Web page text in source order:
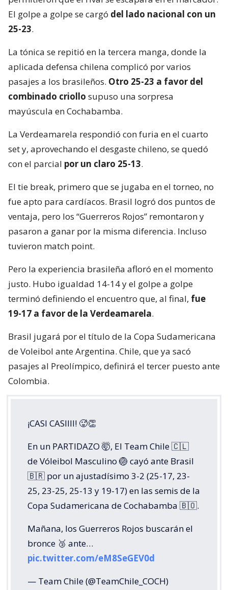
El golpe a golpe se cargó del lado nacional con un
25-23.
La tónica se repitió en la tercera manga, donde la
aplicada defensa chilena complicó por varios
pasajes a los brasileños. Otro 25-23 a favor del
combinado criollo supuso una sorpresa
mayúscula en Cochabamba.
La Verdeamarela respondió con furia en el cuarto
set y, aprovechando el desgaste chileno, se quedó
con el parcial por un claro 25-13.
El tie break, primero que se jugaba en el torneo, no
fue apto para cardíacos. Brasil logró dos puntos de
ventaja, pero los “Guerreros Rojos” remontaron y
pasaron a ganar por la misma diferencia. Incluso
tuvieron match point.
Pero la experiencia brasileña afloró en el momento
justo. Hubo igualdad 14-14 y el golpe a golpe
terminó definiendo el encuentro que, al final, fue
19-17 a favor de la Verdeamarela.
Brasil jugará por el título de la Copa Sudamericana
de Voleibol ante Argentina. Chile, que ya sacó
pasajes al Preolímpico, definirá el tercer puesto ante
Colombia.
¡CASI CASIIII! 🥵👏
En un PARTIDAZO 🤯, El Team Chile 🇨🇱
de Vóleibol Masculino 🏐 cayó ante Brasil
🇧🇷 por un ajustadísimo 3-2 (25-17, 23-
25, 23-25, 25-13 y 19-17) en las semis de la
Copa Sudamericana de Cochabamba 🇧🇴.
Mañana, los Guerreros Rojos buscarán el
bronce 🥉 ante…
pic.twitter.com/eM8SeGEV0d
— Team Chile (@TeamChile_COCH)